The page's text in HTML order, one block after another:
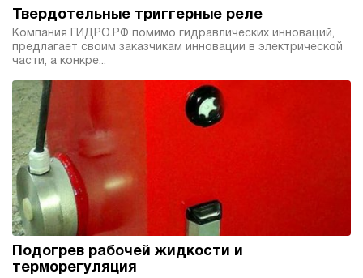
Твердотельные триггерные реле
Компания ГИДРО.РФ помимо гидравлических инноваций,
предлагает своим заказчикам инновации в электрической
части, а конкре...
Подогрев рабочей жидкости и
терморегуляция